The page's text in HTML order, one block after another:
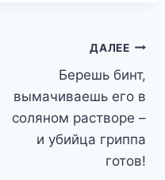
ДАЛЕЕ
Берешь бинт,
вымачиваешь его в
соляном растворе –
и убийца гриппа
готов!